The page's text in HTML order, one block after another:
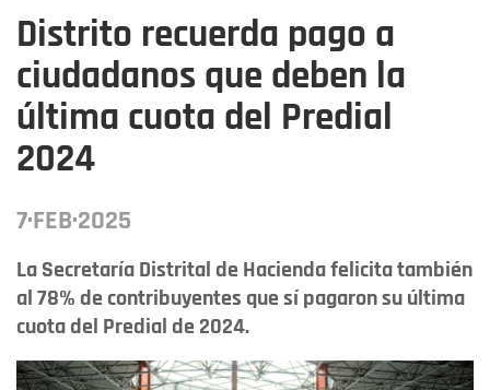
Distrito recuerda pago a
ciudadanos que deben la
última cuota del Predial
2024
7·FEB·2025
La Secretaría Distrital de Hacienda felicita también
al 78% de contribuyentes que sí pagaron su última
cuota del Predial de 2024.